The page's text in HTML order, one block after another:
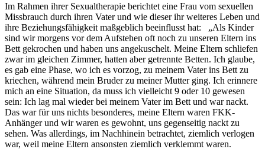
Im Rahmen ihrer Sexualtherapie berichtet eine Frau vom sexuellen
Missbrauch durch ihren Vater und wie dieser ihr weiteres Leben und
ihre Beziehungsfähigkeit maßgeblich beeinflusst hat: „Als Kinder
sind wir morgens vor dem Aufstehen oft noch zu unseren Eltern ins
Bett gekrochen und haben uns angekuschelt. Meine Eltern schliefen
zwar im gleichen Zimmer, hatten aber getrennte Betten. Ich glaube,
es gab eine Phase, wo ich es vorzog, zu meinem Vater ins Bett zu
kriechen, während mein Bruder zu meiner Mutter ging. Ich erinnere
mich an eine Situation, da muss ich vielleicht 9 oder 10 gewesen
sein: Ich lag mal wieder bei meinem Vater im Bett und war nackt.
Das war für uns nichts besonderes, meine Eltern waren FKK-
Anhänger und wir waren es gewohnt, uns gegenseitig nackt zu
sehen. Was allerdings, im Nachhinein betrachtet, ziemlich verlogen
war, weil meine Eltern ansonsten ziemlich verklemmt waren.